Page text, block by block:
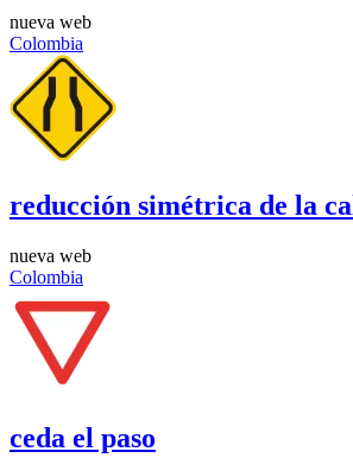
nueva web
Colombia
reducción simétrica de la
nueva web
Colombia
ceda el paso